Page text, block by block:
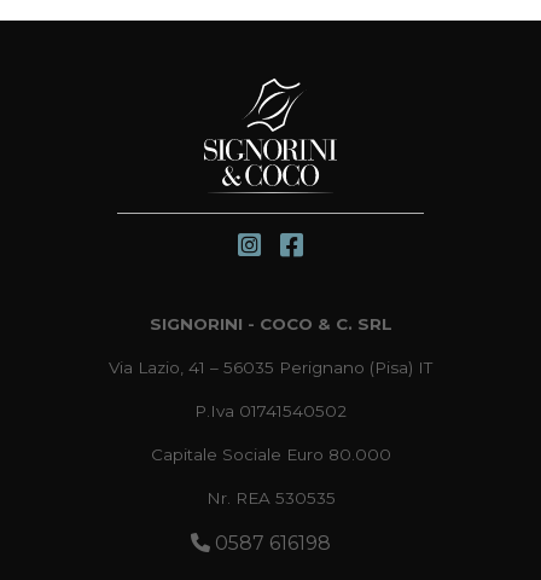
SIGNORINI - COCO & C. SRL
Via Lazio, 41 – 56035 Perignano (Pisa) IT
P.Iva 01741540502
Capitale Sociale Euro 80.000
Nr. REA 530535
0587 616198